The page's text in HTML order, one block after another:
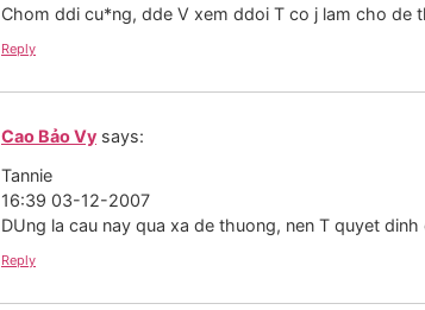
Chom ddi cu*ng, dde V xem ddoi T co j lam cho de
Reply
Cao Bảo Vy says:
Tannie
16:39 03-12-2007
DUng la cau nay qua xa de thuong, nen T quyet
Reply